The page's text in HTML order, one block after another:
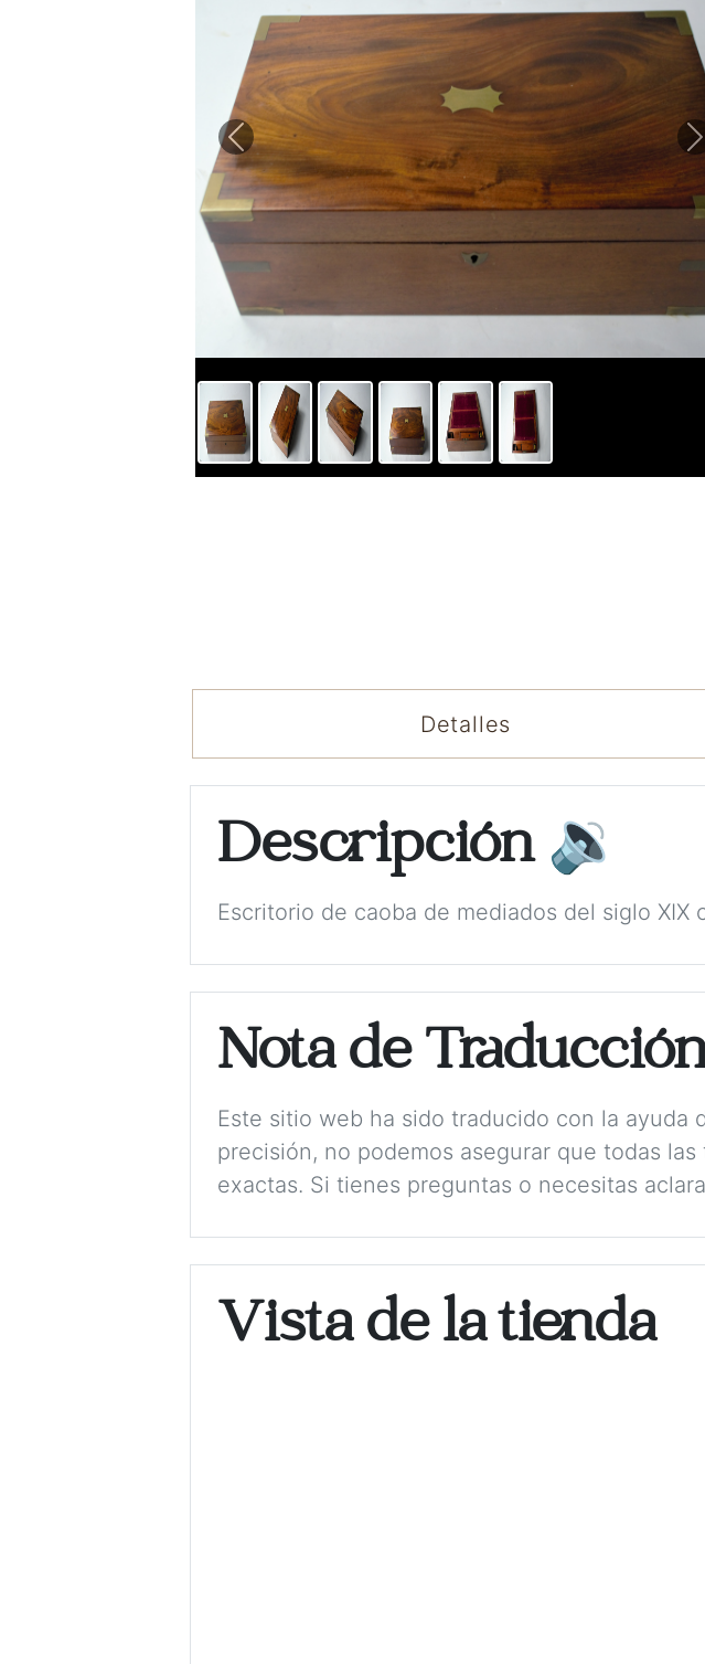
Previous
Detalles
Descripción 🔉
Escritorio de caoba de mediados del siglo
Nota de
Este sitio web ha sido traducido con la ayuda
precisión, no podemos asegurar que todas
exactas. Si tienes preguntas o necesitas
Vista de la tienda